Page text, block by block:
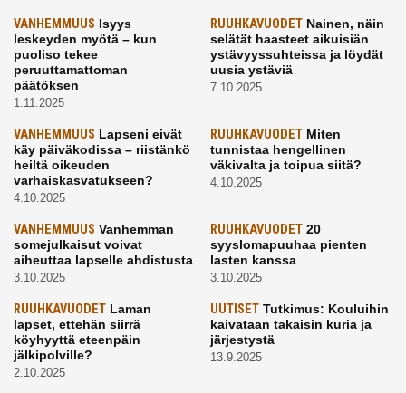
VANHEMMUUS Isyys
leskeyden myötä – kun
puoliso tekee
peruuttamattoman
päätöksen
1.11.2025
RUUHKAVUODETNainen, näin
selätät haasteet aikuisiän
ystävyyssuhteissa ja löydät
uusia ystäviä
7.10.2025
VANHEMMUUS Lapseni eivät
käy päiväkodissa – riistänkö
heiltä oikeuden
varhaiskasvatukseen?
4.10.2025
RUUHKAVUODETMiten
tunnistaa hengellinen
väkivalta ja toipua siitä?
4.10.2025
VANHEMMUUS Vanhemman
somejulkaisut voivat
aiheuttaa lapselle ahdistusta
3.10.2025
RUUHKAVUODET20
syyslomapuuhaa pienten
lasten kanssa
3.10.2025
RUUHKAVUODET Laman
lapset, ettehän siirrä
köyhyyttä eteenpäin
jälkipolville?
2.10.2025
UUTISETTutkimus: Kouluihin
kaivataan takaisin kuria ja
järjestystä
13.9.2025